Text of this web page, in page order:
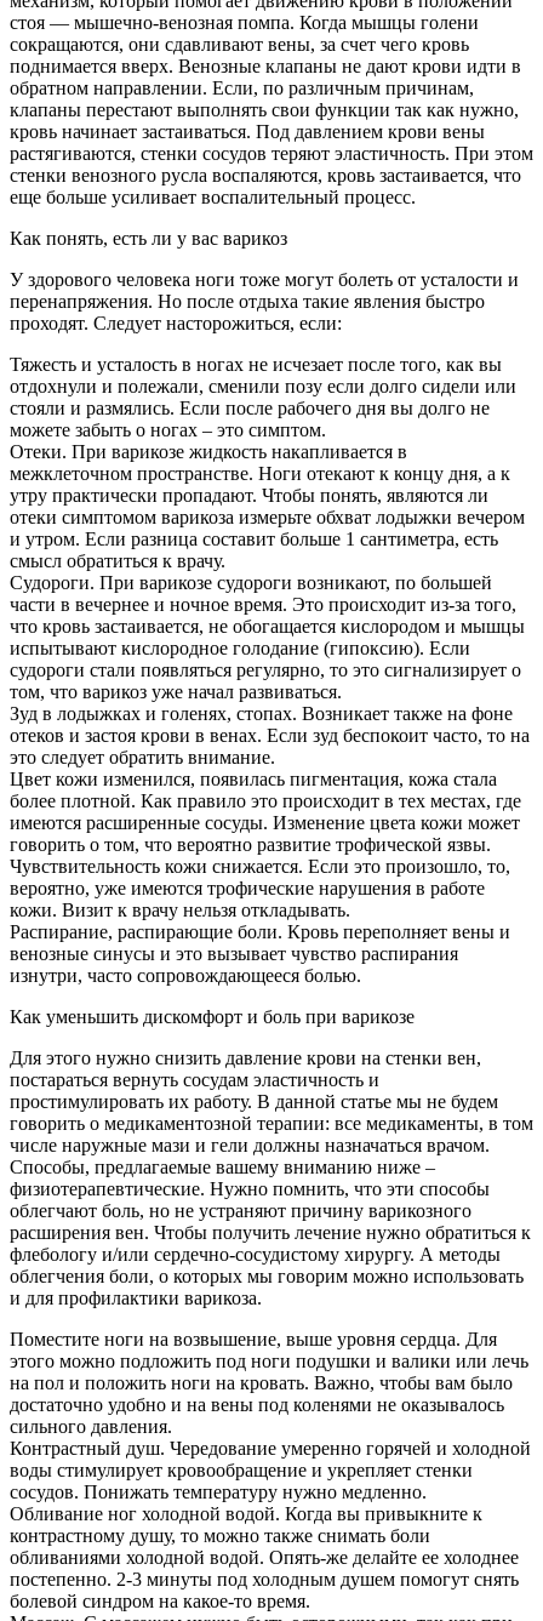
стоя — мышечно-венозная помпа. Когда мышцы голени
сокращаются, они сдавливают вены, за счет чего кровь
поднимается вверх. Венозные клапаны не дают крови идти в
обратном направлении. Если, по различным причинам,
клапаны перестают выполнять свои функции так как нужно,
кровь начинает застаиваться. Под давлением крови вены
растягиваются, стенки сосудов теряют эластичность. При этом
стенки венозного русла воспаляются, кровь застаивается, что
еще больше усиливает воспалительный процесс.
Как понять, есть ли у вас варикоз
У здорового человека ноги тоже могут болеть от усталости и
перенапряжения. Но после отдыха такие явления быстро
проходят. Следует насторожиться, если:
Тяжесть и усталость в ногах не исчезает после того, как вы
отдохнули и полежали, сменили позу если долго сидели или
стояли и размялись. Если после рабочего дня вы долго не
можете забыть о ногах – это симптом.
Отеки. При варикозе жидкость накапливается в
межклеточном пространстве. Ноги отекают к концу дня, а к
утру практически пропадают. Чтобы понять, являются ли
отеки симптомом варикоза измерьте обхват лодыжки вечером
и утром. Если разница составит больше 1 сантиметра, есть
смысл обратиться к врачу.
Судороги. При варикозе судороги возникают, по большей
части в вечернее и ночное время. Это происходит из-за того,
что кровь застаивается, не обогащается кислородом и мышцы
испытывают кислородное голодание (гипоксию). Если
судороги стали появляться регулярно, то это сигнализирует о
том, что варикоз уже начал развиваться.
Зуд в лодыжках и голенях, стопах. Возникает также на фоне
отеков и застоя крови в венах. Если зуд беспокоит часто, то на
это следует обратить внимание.
Цвет кожи изменился, появилась пигментация, кожа стала
более плотной. Как правило это происходит в тех местах, где
имеются расширенные сосуды. Изменение цвета кожи может
говорить о том, что вероятно развитие трофической язвы.
Чувствительность кожи снижается. Если это произошло, то,
вероятно, уже имеются трофические нарушения в работе
кожи. Визит к врачу нельзя откладывать.
Распирание, распирающие боли. Кровь переполняет вены и
венозные синусы и это вызывает чувство распирания
изнутри, часто сопровождающееся болью.
Как уменьшить дискомфорт и боль при варикозе
Для этого нужно снизить давление крови на стенки вен,
постараться вернуть сосудам эластичность и
простимулировать их работу. В данной статье мы не будем
говорить о медикаментозной терапии: все медикаменты, в том
числе наружные мази и гели должны назначаться врачом.
Способы, предлагаемые вашему вниманию ниже –
физиотерапевтические. Нужно помнить, что эти способы
облегчают боль, но не устраняют причину варикозного
расширения вен. Чтобы получить лечение нужно обратиться к
флебологу и/или сердечно-сосудистому хирургу. А методы
облегчения боли, о которых мы говорим можно использовать
и для профилактики варикоза.
Поместите ноги на возвышение, выше уровня сердца. Для
этого можно подложить под ноги подушки и валики или лечь
на пол и положить ноги на кровать. Важно, чтобы вам было
достаточно удобно и на вены под коленями не оказывалось
сильного давления.
Контрастный душ. Чередование умеренно горячей и холодной
воды стимулирует кровообращение и укрепляет стенки
сосудов. Понижать температуру нужно медленно.
Обливание ног холодной водой. Когда вы привыкните к
контрастному душу, то можно также снимать боли
обливаниями холодной водой. Опять-же делайте ее холоднее
постепенно. 2-3 минуты под холодным душем помогут снять
болевой синдром на какое-то время.